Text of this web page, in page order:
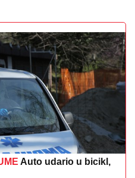
Auto udario u bicikl,